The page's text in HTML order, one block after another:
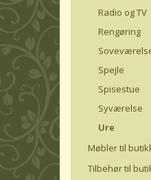
Radio og TV
Rengøring
Spejle
Spisestue
Syværelse
Ure
Møbler til
Tilbehør til